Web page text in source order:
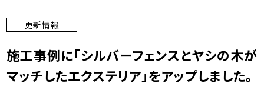
更新情報
施工事例に「シルバーフェンスとヤシの木が
マッチしたエクステリア」をアップしました。